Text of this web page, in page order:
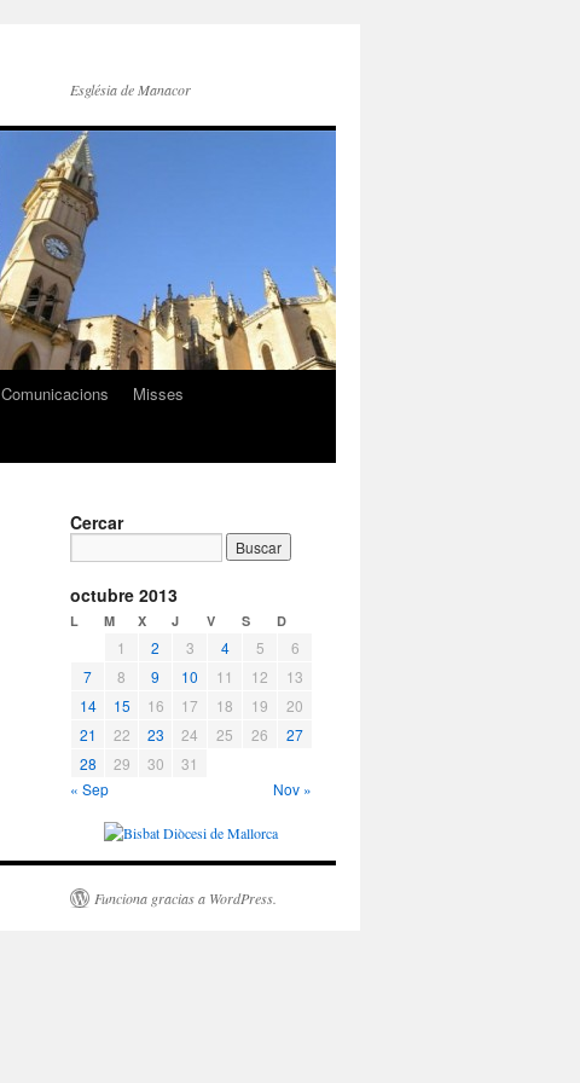
Església de Manacor
Comunicacions
Misses
Cercar
octubre 2013
L M X J V S D
1 2 3 4 5
6
7
8 9 10 11 12
13
14
15 16 17 18 19
20
21
22 23 24 25 26
27
28
29 30
31
« Sep
Nov »
Funciona gracias a WordPress.